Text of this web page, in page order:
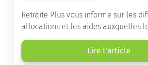
Retraite Plus vous informe sur les
allocations et les aides auxquelles
âgées ont droit pour financer un
de retraite ou un maintien à domicile.
Lire l'article